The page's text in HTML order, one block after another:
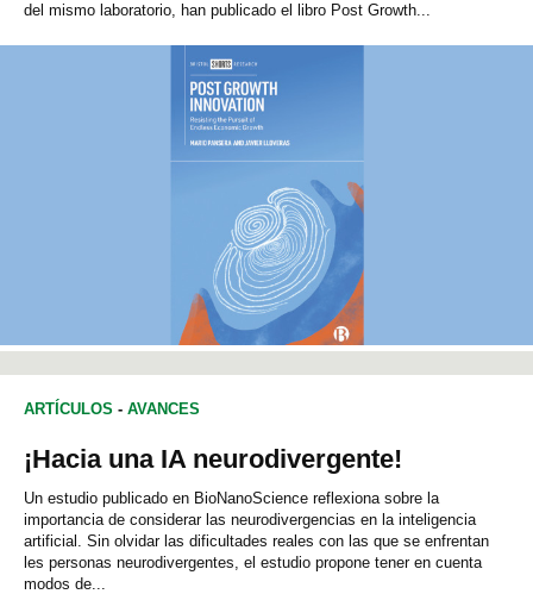
del mismo laboratorio, han publicado el libro Post Growth...
ARTÍCULOS - AVANCES
¡Hacia una IA neurodivergente!
Un estudio publicado en BioNanoScience reflexiona sobre la
importancia de considerar las neurodivergencias en la inteligencia
artificial. Sin olvidar las dificultades reales con las que se enfrentan
les personas neurodivergentes, el estudio propone tener en cuenta
modos de...